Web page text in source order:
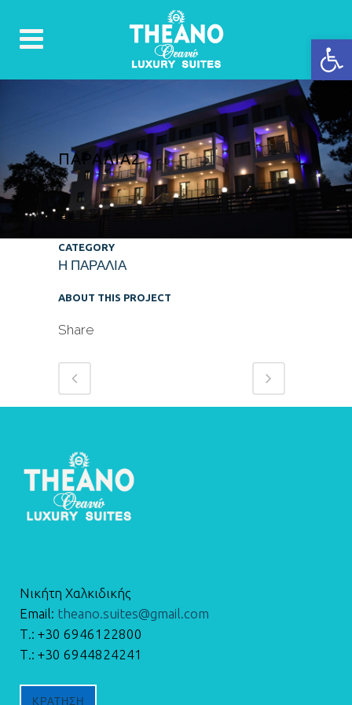
ΠΑΡΑΛΊΑ2
CATEGORY
Η ΠΑΡΑΛΙΑ
ABOUT THIS PROJECT
Share
Νικήτη Χαλκιδικής
Email: theano.suites@gmail.com
Τ.: +30 6946122800
Τ.: +30 6944824241
ΚΡΑΤΗΣΗ